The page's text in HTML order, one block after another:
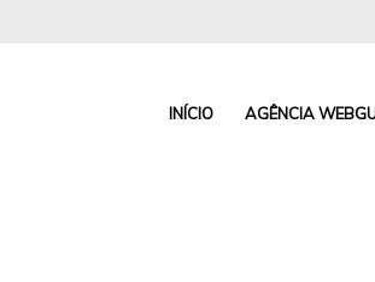
INÍCIO AGÊNCIA